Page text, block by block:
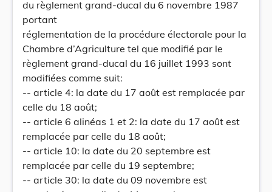
du règlement grand-ducal du 6 novembre 1987
portant
réglementation de la procédure électorale pour la
Chambre d’Agriculture tel que modifié par le
règlement grand-ducal du 16 juillet 1993 sont
modifiées comme suit:
-- article 4: la date du 17 août est remplacée par
celle du 18 août;
-- article 6 alinéas 1 et 2: la date du 17 août est
remplacée par celle du 18 août;
-- article 10: la date du 20 septembre est
remplacée par celle du 19 septembre;
-- article 30: la date du 09 novembre est